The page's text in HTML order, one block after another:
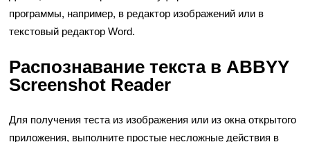
программы, например, в редактор изображений или в
текстовый редактор Word.
Распознавание текста в ABBYY
Screenshot Reader
Для получения теста из изображения или из окна открытого
приложения, выполните простые несложные действия в